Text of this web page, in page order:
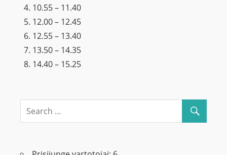
10.55 – 11.40
12.00 – 12.45
12.55 – 13.40
13.50 – 14.35
14.40 – 15.25